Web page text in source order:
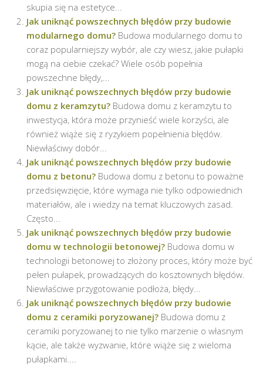
skupia się na estetyce...
Jak uniknąć powszechnych błędów przy budowie
modularnego domu? Budowa modularnego domu to
coraz popularniejszy wybór, ale czy wiesz, jakie pułapki
mogą na ciebie czekać? Wiele osób popełnia
powszechne błędy,...
Jak uniknąć powszechnych błędów przy budowie
domu z keramzytu? Budowa domu z keramzytu to
inwestycja, która może przynieść wiele korzyści, ale
również wiąże się z ryzykiem popełnienia błędów.
Niewłaściwy dobór...
Jak uniknąć powszechnych błędów przy budowie
domu z betonu? Budowa domu z betonu to poważne
przedsięwzięcie, które wymaga nie tylko odpowiednich
materiałów, ale i wiedzy na temat kluczowych zasad.
Często...
Jak uniknąć powszechnych błędów przy budowie
domu w technologii betonowej? Budowa domu w
technologii betonowej to złożony proces, który może być
pełen pułapek, prowadzących do kosztownych błędów.
Niewłaściwe przygotowanie podłoża, błędy...
Jak uniknąć powszechnych błędów przy budowie
domu z ceramiki poryzowanej? Budowa domu z
ceramiki poryzowanej to nie tylko marzenie o własnym
kącie, ale także wyzwanie, które wiąże się z wieloma
pułapkami....